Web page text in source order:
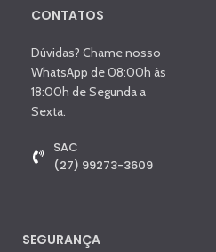
CONTATOS
Dúvidas? Chame nosso
WhatsApp de 08:00h às
18:00h de Segunda a
Sexta.
SAC
(27) 99273-3609
SEGURANÇA